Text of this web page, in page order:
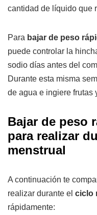
cantidad de líquido que
Para bajar de peso
puede controlar la
sodio días antes del
Durante esta misma
de agua e ingiere frutas
Bajar de peso
para realizar
menstrual
A continuación te
realizar durante el ciclo
rápidamente: